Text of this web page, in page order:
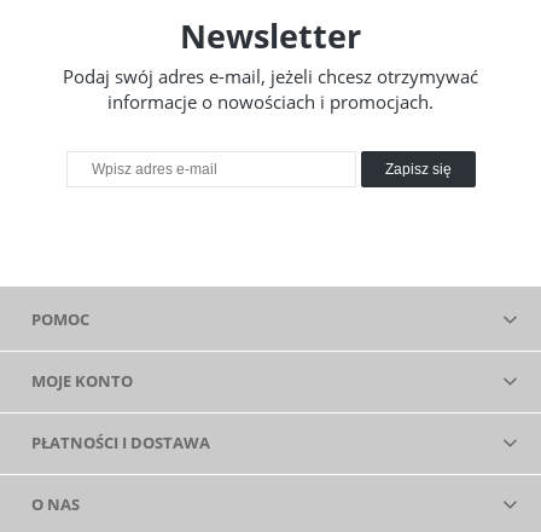
Newsletter
Podaj swój adres e-mail, jeżeli chcesz otrzymywać
informacje o nowościach i promocjach.
Zapisz się
POMOC
MOJE KONTO
PŁATNOŚCI I DOSTAWA
O NAS